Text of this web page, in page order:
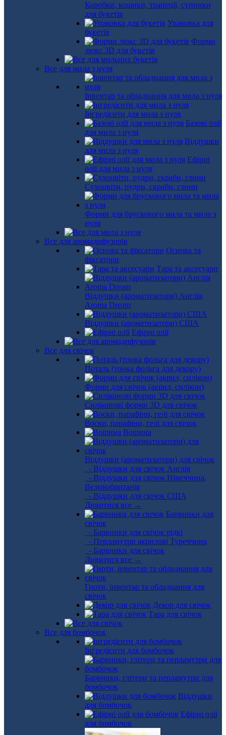
Коробки, кошики, трапеції, супники
для букетів
Упаковка для
букетів
Форми
люкс 3D для букетів
Все для мила з нуля
Інвентар та обладнання для мила з нуля
Інгредієнти для мила з нуля
Базові олії
для мила з нуля
Віддушки
для мила з нуля
Ефірні
олії для мила з нуля
Сухоцвіти, пудри, скраби, глини
Форми для брускового мила та мила з
нуля
Все для аромадифузорів
Основа та
фіксатори
Тара та аксесуари
Віддушки (ароматизатори) Англія
Aroma Dream
Віддушки (ароматизатори) США
Ефірні олії
Все для свічок
Поталь (тонка фольга для декору)
Форми для свічок (акрил, силікон)
Силіконові форми 3D для свічок
Воски, парафіни, гелі для свічок
Вощина
Віддушки (ароматизатори) для свічок
- Віддушки для свічок Англія
- Віддушки для свічок Німеччина,
Великобританія
- Віддушки для свічок США
Дивитися все →
Барвники для
свічок
- Барвники для свічок рідкі
- Перламутри акрилові Туреччина
- Барвники для свічок
Дивитися все →
Гноти, інвентар та обладнання для
свічок
Декор для свічок
Тара для свічок
Все для бомбочок
Інгредієнти для бомбочок
Барвники, глітери та перламутри для
бомбочок
Віддушки
для бомбочок
Ефірні олії
для бомбочок